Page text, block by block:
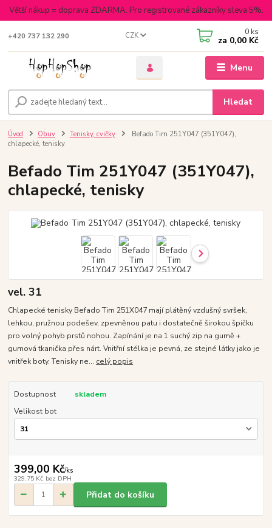
Větší nákup = doprava ZDARMA. Pro registrované zákazníky sleva 5%.
Menu
CZK
Hledat
+420 737 132 290 0 ks
za 0,00 Kč
Úvod Obuv Tenisky, cvičky
Befado Tim 251Y047 (351Y047),
chlapecké, tenisky
Befado Tim 251Y047 (351Y047),
chlapecké, tenisky
vel. 31
Chlapecké tenisky Befado Tim 251X047 mají plátěný vzdušný svršek,
lehkou, pružnou podešev, zpevněnou patu i dostatečně širokou špičku
pro volný pohyb prstů nohou. Zapínání je na 1 suchý zip na gumě +
gumová tkanička přes nárt. Vnitřní stélka je pevná, ze stejné látky jako je
vnitřek boty. Tenisky ne... celý popis
Dostupnost
skladem
Velikost bot
399,00 Kč/ks
329,75 Kč bez DPH
Přidat do košíku